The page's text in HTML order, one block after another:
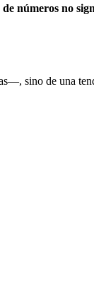
de números no
sino de una